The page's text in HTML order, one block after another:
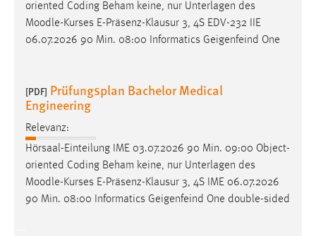
oriented Coding Beham keine, nur Unterlagen des
Moodle-Kurses E-Präsenz-Klausur 3, 4S EDV-232 IIE
06.07.2026 90 Min. 08:00 Informatics Geigenfeind One
[PDF] Prüfungsplan Bachelor Medical
Engineering
Relevanz:
Hörsaal-Einteilung IME 03.07.2026 90 Min. 09:00 Object-
oriented Coding Beham keine, nur Unterlagen des
Moodle-Kurses E-Präsenz-Klausur 3, 4S IME 06.07.2026
90 Min. 08:00 Informatics Geigenfeind One double-sided